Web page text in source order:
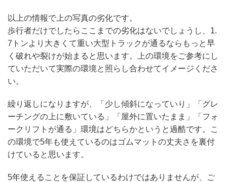
以上の情報で上の写真の劣化です。
歩行者だけでしたらここまでの劣化はないでしょうし、1.
7トンより大きくて重い大型トラックが通るならもっと早
く破れや裂けが始まると思います。上の環境をご参考にし
ていただいて実際の環境と照らし合わせてイメージくださ
い。
繰り返しになりますが、「少し傾斜になっていり」「グレ
ーチングの上に敷いている」「屋外に置いたまま」「フォ
ークリフトが通る」環境はどちらかというと過酷です。こ
の環境で5年も使えているのはゴムマットの丈夫さを裏付
けていると思います。
5年使えることを保証しているわけではありませんが、ご